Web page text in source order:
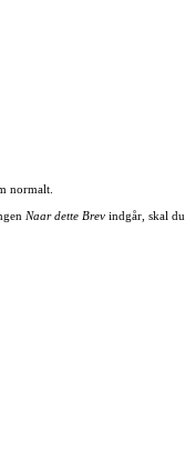
normalt.
Naar dette Brevindgår, skal du